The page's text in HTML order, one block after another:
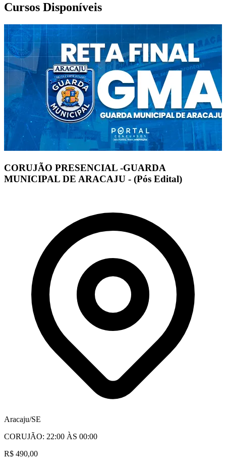
Cursos Disponíveis
CORUJÃO PRESENCIAL -GUARDA
MUNICIPAL DE ARACAJU - (Pós Edital)
Aracaju/SE
CORUJÃO: 22:00 ÀS 00:00
R$ 490,00